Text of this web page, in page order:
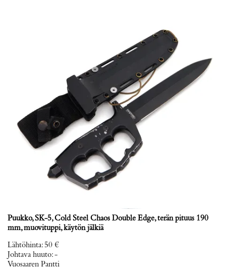
Puukko, SK-5, Cold Steel Chaos Double Edge, terän pituus 190
mm, muovituppi, käytön jälkiä
Lähtöhinta: 50 €
Johtava huuto:-
Vuosaaren Pantti